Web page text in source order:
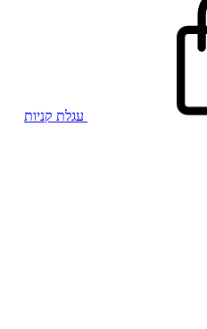
עגלת קניות